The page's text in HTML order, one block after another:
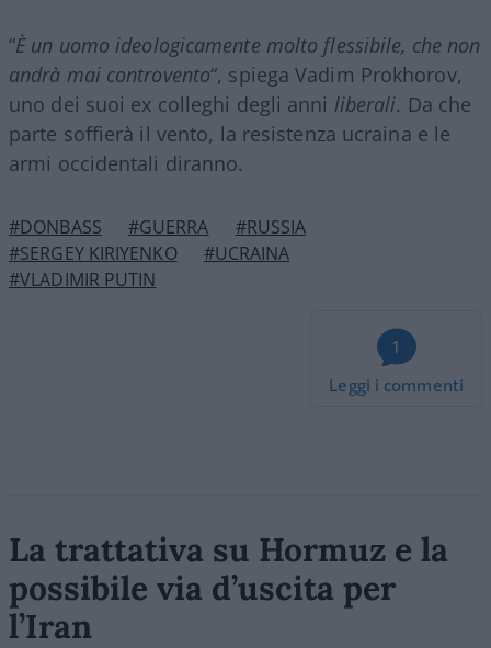
“È un uomo ideologicamente molto flessibile, che non
andrà mai controvento“, spiega Vadim Prokhorov,
uno dei suoi ex colleghi degli anni liberali. Da che
parte soffierà il vento, la resistenza ucraina e le
armi occidentali diranno.
#DONBASS #GUERRA
#RUSSIA
#SERGEY KIRIYENKO
#UCRAINA
#VLADIMIR PUTIN
1
Leggi i commenti
La trattativa su Hormuz e la
possibile via d’uscita per
l’Iran